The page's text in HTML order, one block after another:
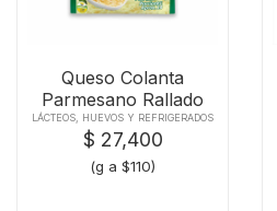
Queso Colanta
Parmesano Rallado
X250g
LÁCTEOS, HUEVOS Y REFRIGERADOS
$ 27,400
(g a $110)